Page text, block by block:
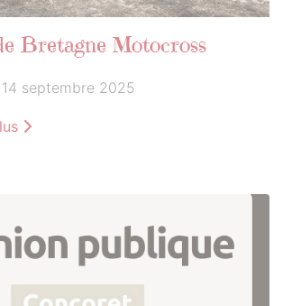
Bretagne Motocross
septembre 2025